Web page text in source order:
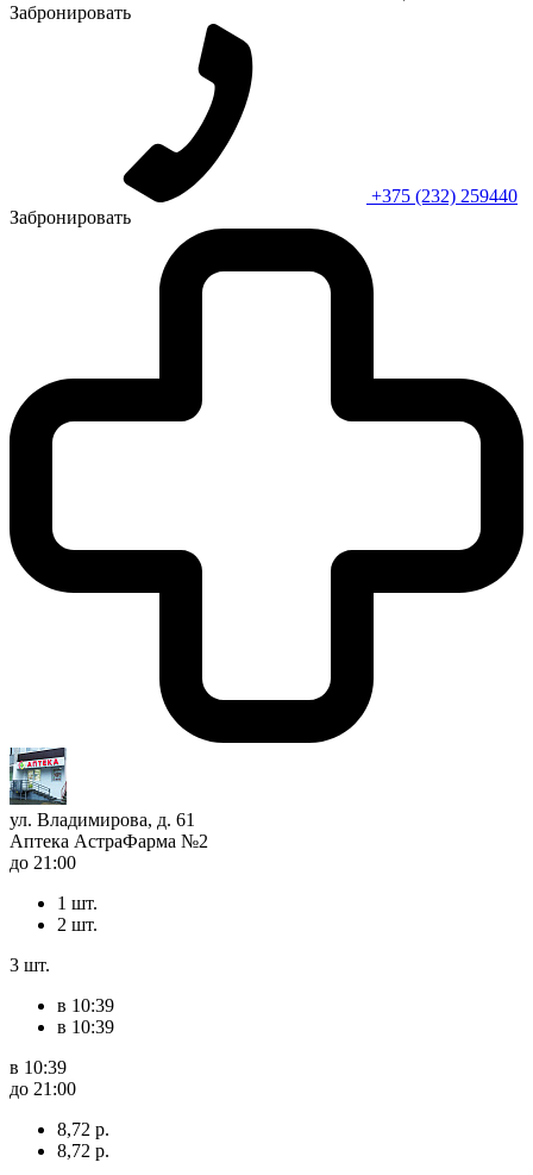
Забронировать
+375 (232) 259440
Забронировать
ул. Владимирова, д. 61
Аптека АстраФарма №2
до 21:00
1 шт.
2 шт.
3 шт.
в 10:39
в 10:39
в 10:39
до 21:00
8,72 р.
8,72 р.